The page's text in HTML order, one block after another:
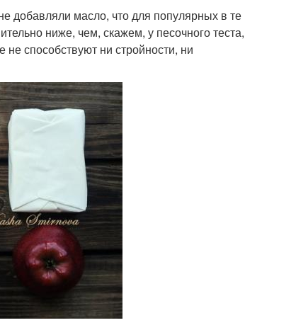
добавляли масло, что для популярных в те
ниже, чем, скажем, у песочного теста,
способствуют ни стройности, ни